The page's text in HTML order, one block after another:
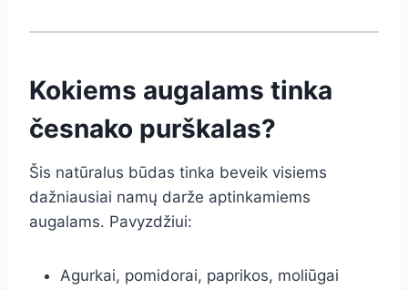
Kokiems augalams tinka
česnako purškalas?
Šis natūralus būdas tinka beveik visiems
dažniausiai namų darže aptinkamiems
augalams. Pavyzdžiui:
Agurkai, pomidorai, paprikos, moliūgai